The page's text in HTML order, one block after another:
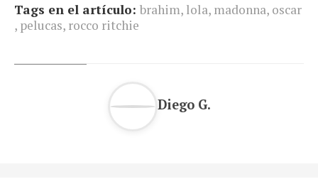
Tags en el artículo: brahim, lola, madonna, oscar
, pelucas, rocco ritchie
Diego G.